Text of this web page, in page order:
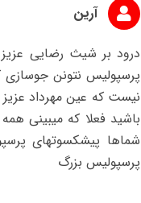
آرین
درود بر شیث رضایی
پرسپولیس نتونن جوسازی
نیست که عین مهرداد
باشید فعلا که میبینی
شماها پیشکسوتهای
پرسپولیس بزرگ